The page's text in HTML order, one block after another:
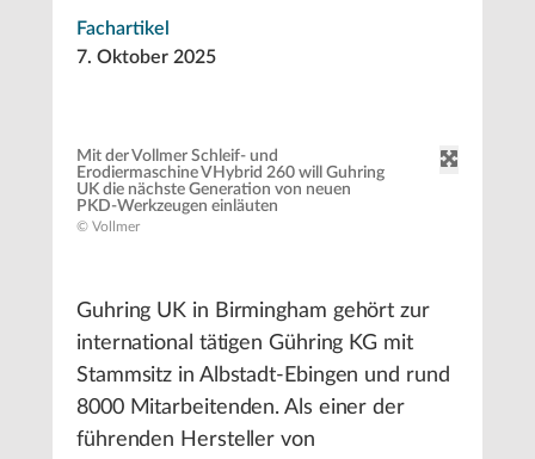
Fachartikel
7. Oktober 2025
Mit der Vollmer Schleif- und
Erodiermaschine VHybrid 260 will Guhring
UK die nächste Generation von neuen
PKD-Werkzeugen einläuten
© Vollmer
Guhring UK in Birmingham gehört zur
international tätigen Gühring KG mit
Stammsitz in Albstadt-Ebingen und rund
8000 Mitarbeitenden. Als einer der
führenden Hersteller von